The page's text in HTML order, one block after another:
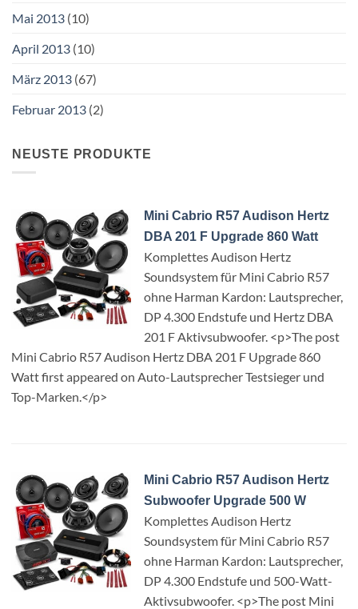
Mai 2013 (10)
April 2013 (10)
März 2013 (67)
Februar 2013 (2)
NEUSTE PRODUKTE
Mini Cabrio R57 Audison Hertz
DBA 201 F Upgrade 860 Watt
Komplettes Audison Hertz
Soundsystem für Mini Cabrio R57
ohne Harman Kardon: Lautsprecher,
DP 4.300 Endstufe und Hertz DBA
201 F Aktivsubwoofer. <p>The post
Mini Cabrio R57 Audison Hertz DBA 201 F Upgrade 860
Watt first appeared on Auto-Lautsprecher Testsieger und
Top-Marken.</p>
Mini Cabrio R57 Audison Hertz
Subwoofer Upgrade 500 W
Komplettes Audison Hertz
Soundsystem für Mini Cabrio R57
ohne Harman Kardon: Lautsprecher,
DP 4.300 Endstufe und 500-Watt-
Aktivsubwoofer. <p>The post Mini